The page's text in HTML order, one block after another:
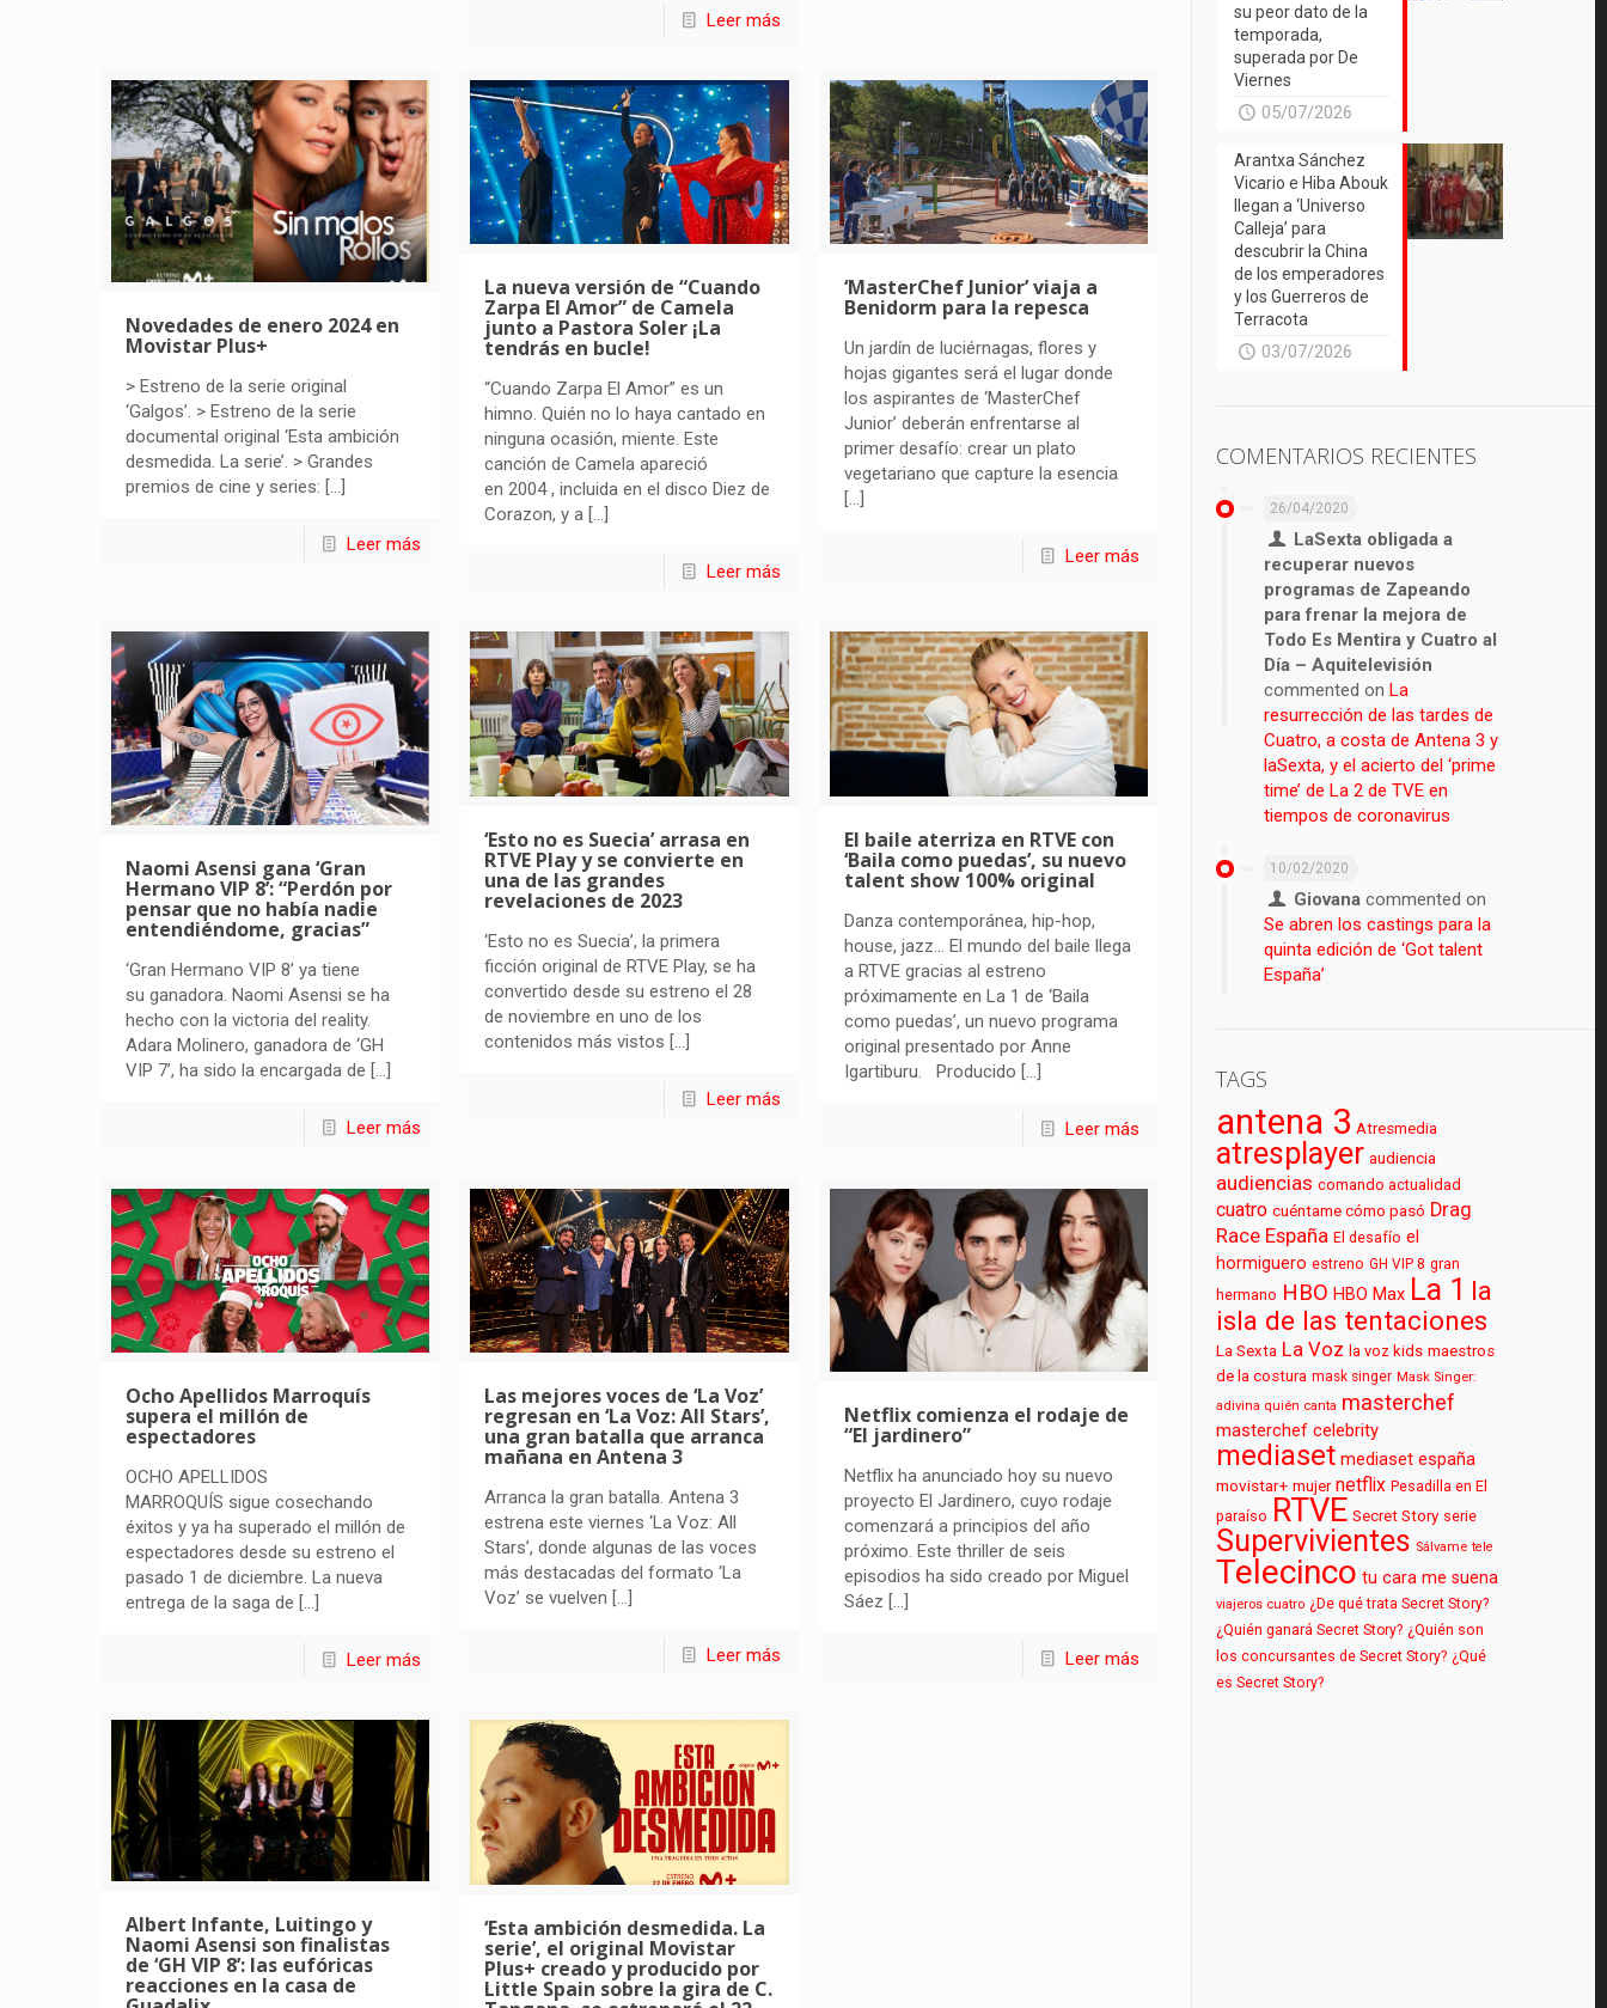
Leer más
Novedades de enero 2024 en
Movistar Plus+
> Estreno de la serie original
‘Galgos’. > Estreno de la serie
documental original ‘Esta ambición
desmedida. La serie’. > Grandes
premios de cine y series: […]
Leer más
La nueva versión de “Cuando
Zarpa El Amor” de Camela
junto a Pastora Soler ¡La
tendrás en bucle!
“Cuando Zarpa El Amor” es un
himno. Quién no lo haya cantado en
ninguna ocasión, miente. Este
canción de Camela apareció
en 2004 , incluida en el disco Diez de
Corazon, y a […]
Leer más
‘MasterChef Junior’ viaja a
Benidorm para la repesca
Un jardín de luciérnagas, flores y
hojas gigantes será el lugar donde
los aspirantes de ‘MasterChef
Junior’ deberán enfrentarse al
primer desafío: crear un plato
vegetariano que capture la esencia
[…]
Leer más
Naomi Asensi gana ‘Gran
Hermano VIP 8’: “Perdón por
pensar que no había nadie
entendiéndome, gracias”
‘Gran Hermano VIP 8’ ya tiene
su ganadora. Naomi Asensi se ha
hecho con la victoria del reality.
Adara Molinero, ganadora de ‘GH
VIP 7’, ha sido la encargada de […]
Leer más
‘Esto no es Suecia’ arrasa en
RTVE Play y se convierte en
una de las grandes
revelaciones de 2023
‘Esto no es Suecia’, la primera
ficción original de RTVE Play, se ha
convertido desde su estreno el 28
de noviembre en uno de los
contenidos más vistos […]
Leer más
El baile aterriza en RTVE con
‘Baila como puedas’, su nuevo
talent show 100% original
Danza contemporánea, hip-hop,
house, jazz… El mundo del baile llega
a RTVE gracias al estreno
próximamente en La 1 de ‘Baila
como puedas’, un nuevo programa
original presentado por Anne
Igartiburu. Producido […]
Leer más
Ocho Apellidos Marroquís
supera el millón de
espectadores
OCHO APELLIDOS
MARROQUÍS sigue cosechando
éxitos y ya ha superado el millón de
espectadores desde su estreno el
pasado 1 de diciembre. La nueva
entrega de la saga de […]
Leer más
Las mejores voces de ‘La Voz’
regresan en ‘La Voz: All Stars’,
una gran batalla que arranca
mañana en Antena 3
Arranca la gran batalla. Antena 3
estrena este viernes ‘La Voz: All
Stars’, donde algunas de las voces
más destacadas del formato ‘La
Voz’ se vuelven […]
Leer más
Netflix comienza el rodaje de
“El jardinero”
Netflix ha anunciado hoy su nuevo
proyecto El Jardinero, cuyo rodaje
comenzará a principios del año
próximo. Este thriller de seis
episodios ha sido creado por Miguel
Sáez […]
Leer más
Albert Infante, Luitingo y
Naomi Asensi son finalistas
de ‘GH VIP 8’: las eufóricas
reacciones en la casa de
‘Esta ambición desmedida. La
serie’, el original Movistar
Plus+ creado y producido por
Little Spain sobre la gira de C.
su peor dato de la
temporada,
superada por De
Viernes
05/07/2026
Arantxa Sánchez
Vicario e Hiba Abouk
llegan a ‘Universo
Calleja’ para
descubrir la China
de los emperadores
y los Guerreros de
Terracota
03/07/2026
COMENTARIOS RECIENTES
26/04/2020
LaSexta obligada a
recuperar nuevos
programas de Zapeando
para frenar la mejora de
Todo Es Mentira y Cuatro al
Día – Aquitelevisión
commented onLa
resurrección de las tardes de
Cuatro, a costa de Antena 3 y
laSexta, y el acierto del ‘prime
time’ de La 2 de TVE en
tiempos de coronavirus
10/02/2020
Giovana commented on
Se abren los castings para la
quinta edición de ‘Got talent
España’
TAGS
antena 3 Atresmedia
atresplayer audiencia
audiencias comando actualidad
cuatro cuéntame cómo pasó Drag
Race España El desafío el
hormiguero estreno GH VIP 8 gran
hermano HBO HBO Max La 1 la
isla de las tentaciones
La Sexta La Voz la voz kids maestros
de la costura mask singer Mask Singer:
adivina quién canta masterchef
masterchef celebrity
mediaset mediaset españa
movistar+ mujer netflix Pesadilla en El
paraíso RTVE Secret Story serie
Supervivientes Sálvame tele
Telecinco tu cara me suena
viajeros cuatro ¿De qué trata Secret Story?
¿Quién ganará Secret Story? ¿Quién son
los concursantes de Secret Story? ¿Qué
es Secret Story?